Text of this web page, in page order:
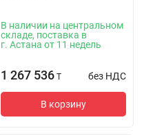
В наличии на центральном
складе, поставка в
г. Астана от 11 недель
1 267 536 T без НДС
В корзину